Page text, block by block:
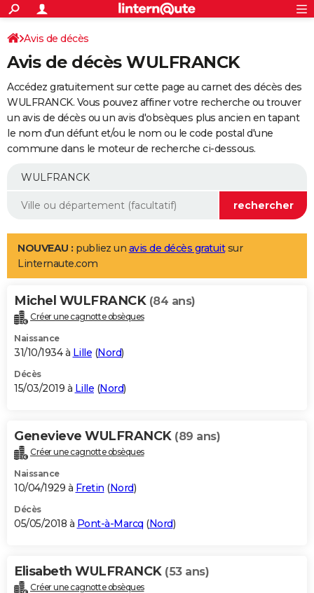
ACTUALITÉS
Politique
Société
Faits Divers
Education
Monde
Villes
+
SPORT
Coupe du monde 2026
Football
Tennis
Cyclisme
Rugby
Forum
Programme TV
TNT
Streaming
Cinéma
Sorties cinéma
Musique
+
FINANCE
Impôts
Immobilier
Risques naturels par ville
Banque
Assurance
Crédit
AUTO
Essais
Réserver un essai
Citadines
Berlines
SUV
Forum auto
+
Mobiles
Meilleur smartphone
Internet
Ordinateurs
Jeux vidéo
Guide high-tech
Aménagement intérieur
LIFESTYLE
Art de vivre
Bien-être
Loisirs
Mode
Modes de vie
Alimentation
Guide de la santé
Maladies
Médicaments
Sommeil
VOYAGE
Destinations
City break
Voyage nature
Voyage de noces
Forum
Climat
+PHOTO
GUIDES D'ACHAT
BONS PLANS
Carte de Noël
Carte Bonne année
Carte Saint-Valentin
Carte Pâques
Carte d'anniversaire
DICTIONNAIRE
Dictionnaire
Biographies
Citations
Expressions
Proverbes
PROGRAMME TV
S'inscrire
Se connecter
Lycées
Collèges
Primaires
Universités
Entreprises
Service militaire
Avis de recherche
AVIS DE DÉCÈS
Bricolage
Lifestyle
Culture
Sport
Auto
Television
Voyage
Cinema
Avis de décès
Avis de décès WULFRANCK
Accédez gratuitement sur cette page au carnet des décès des
WULFRANCK. Vous pouvez affiner votre recherche ou trouver
un avis de décès ou un avis d'obsèques plus ancien en tapant
le nom d'un défunt et/ou le nom ou le code postal d'une
commune dans le moteur de recherche ci-dessous.
NOUVEAU : publiez un avis de décès gratuitsur
Linternaute.com
Michel WULFRANCK (84 ans)
Créer une cagnotte obsèques
Naissance
31/10/1934 à Lille (Nord)
Décès
15/03/2019 à Lille (Nord)
Genevieve WULFRANCK (89 ans)
Créer une cagnotte obsèques
Naissance
10/04/1929 à Fretin (Nord)
Décès
05/05/2018 à Pont-à-Marcq (Nord)
Elisabeth WULFRANCK (53 ans)
Créer une cagnotte obsèques